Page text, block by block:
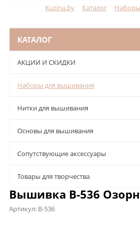
Kuzina.by Каталог
КАТАЛОГ
АКЦИИ И СКИДКИ
Наборы для вышивания
Нитки для вышивания
Основы для вышивания
Сопутствующие аксессуары
Товары для творчества
Вышивка В-536
Артикул: В-536